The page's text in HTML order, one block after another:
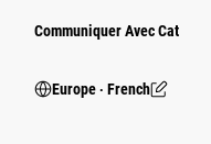
Communiquer Avec Cat
Europe ‧ French